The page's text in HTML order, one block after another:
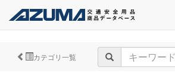
カテゴリ一覧